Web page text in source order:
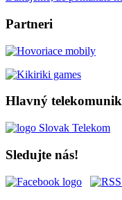
Partneri
Hlavný
Sledujte nás!